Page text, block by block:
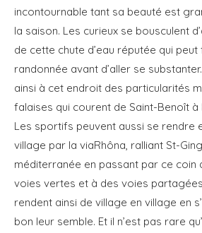
incontournable tant sa beauté est
la saison. Les curieux se bousculent
de cette chute d’eau réputée qui peut
randonnée avant d’aller se
ainsi à cet endroit des particularités
falaises qui courent de Saint-Benoît
Les sportifs peuvent aussi se rendre
village par la viaRhôna, ralliant St-
méditerranée en passant par ce coin
voies vertes et à des voies
rendent ainsi de village en village en
bon leur semble. Et il n’est pas rare